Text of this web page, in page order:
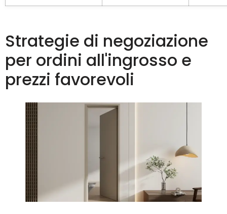
Strategie di negoziazione
per ordini all'ingrosso e
prezzi favorevoli